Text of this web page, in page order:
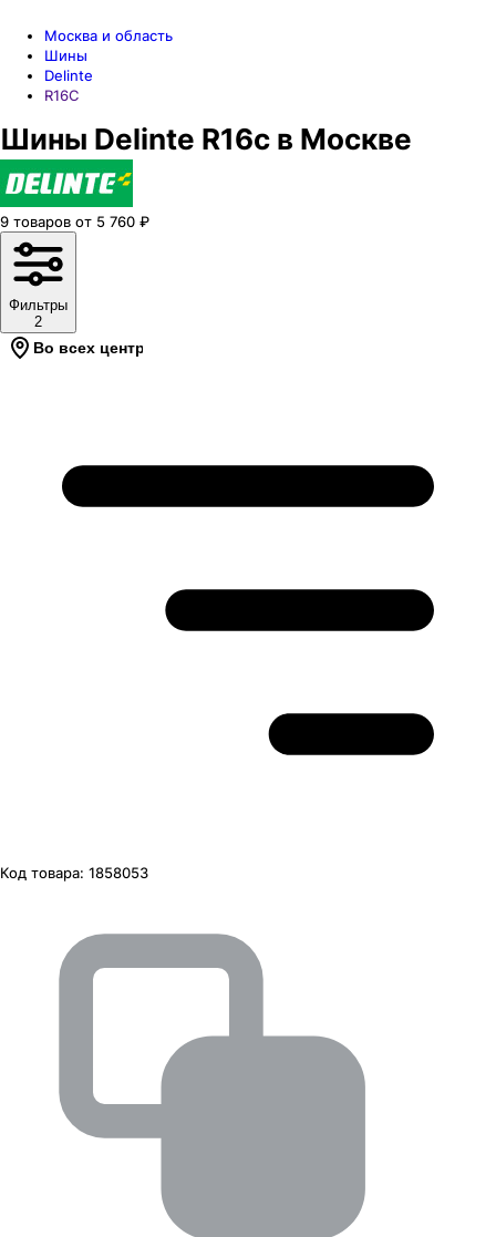
Москва и область
Шины
Delinte
R16C
Шины Delinte R16c в Москве
9 товаров от 5 760 ₽
Фильтры
2
Во всех центрах
Код товара: 1858053